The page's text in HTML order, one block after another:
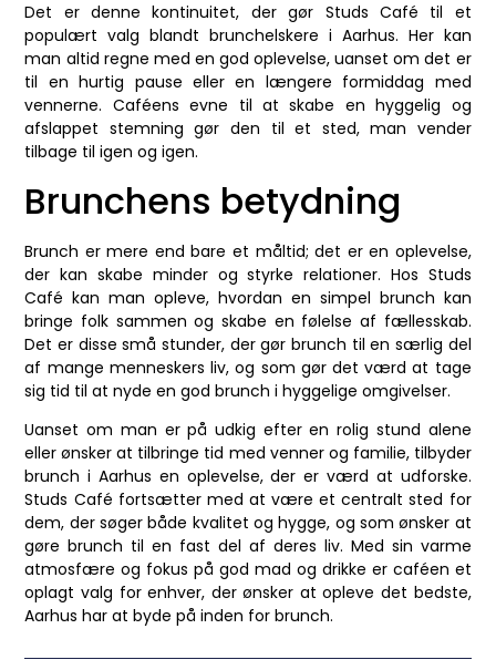
Det er denne kontinuitet, der gør Studs Café til et
populært valg blandt brunchelskere i Aarhus. Her kan
man altid regne med en god oplevelse, uanset om det er
til en hurtig pause eller en længere formiddag med
vennerne. Caféens evne til at skabe en hyggelig og
afslappet stemning gør den til et sted, man vender
tilbage til igen og igen.
Brunchens betydning
Brunch er mere end bare et måltid; det er en oplevelse,
der kan skabe minder og styrke relationer. Hos Studs
Café kan man opleve, hvordan en simpel brunch kan
bringe folk sammen og skabe en følelse af fællesskab.
Det er disse små stunder, der gør brunch til en særlig del
af mange menneskers liv, og som gør det værd at tage
sig tid til at nyde en god brunch i hyggelige omgivelser.
Uanset om man er på udkig efter en rolig stund alene
eller ønsker at tilbringe tid med venner og familie, tilbyder
brunch i Aarhus en oplevelse, der er værd at udforske.
Studs Café fortsætter med at være et centralt sted for
dem, der søger både kvalitet og hygge, og som ønsker at
gøre brunch til en fast del af deres liv. Med sin varme
atmosfære og fokus på god mad og drikke er caféen et
oplagt valg for enhver, der ønsker at opleve det bedste,
Aarhus har at byde på inden for brunch.